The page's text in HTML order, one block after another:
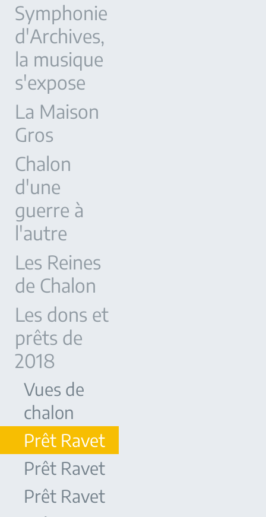
Symphonie
d'Archives,
la musique
s'expose
La Maison
Gros
Chalon
d'une
guerre à
l'autre
Les Reines
de Chalon
Les dons et
prêts de
2018
Vues de
chalon
Prêt Ravet
Prêt Ravet
Prêt Ravet